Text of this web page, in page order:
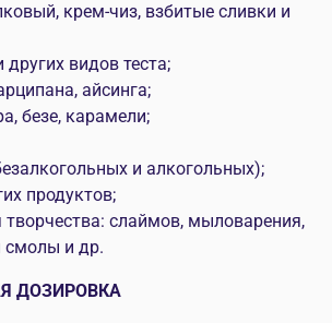
крем-чиз, взбитые сливки и
других видов теста;
айсинга;
безе, карамели;
и алкогольных);
продуктов;
творчества: слаймов, мыловарения,
смолы и др.
ДОЗИРОВКА